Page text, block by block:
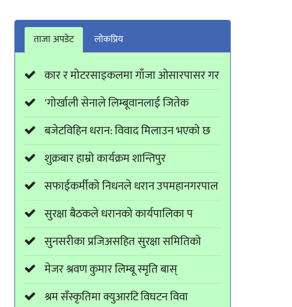
ताजा अपडेट लाेकप्रिय
कार र मोटरसाइकलमा गाँजा ओसारपासर गर
'गोर्खाली सेनाले लिम्बूवानलाई जितेक
बजेटविहिन धरान: विवाद मिलाउन भएको छ
शुक्रबार हाम्रो कार्यक्रम शान्तिपुर
सफाईकर्मीको निधनले धरान उपमहानगरपाल
सुरक्षा बैठकले धरानको कार्यपालिका प
सुनसरीका प्रजिअसहित सुरक्षा समितिको
मेजर श्रवण कुमार लिम्बू स्मृति बास्
श्रम सँस्कृतिमा क्युआरटि विघटन विवा